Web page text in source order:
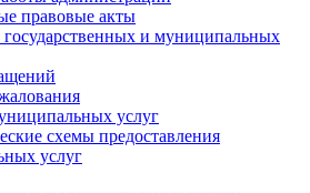
правовые акты
государственных и муниципальных
услуг
схемы предоставления
услуг